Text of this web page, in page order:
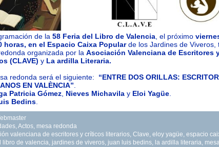
de la 58 Feria del Libro de Valencia , el próximo
horas, en el Espacio Caixa Popularde los Jardines de Viveros,
organizada por la Asociación Valenciana de Escritores
(CLAVE) y La ardilla Literaria.
redonda será el siguiente: “ENTRE DOS ORILLAS:
EN VALÈNCIA”
Patricia Gómez Nieves Michavila y Eloi Yagüe
Bedins
Actos mesa redonda
valenciana de escritores y críticos literarios Clave eloy yagüe espacio
libro de valencia jardines de viveros juan luis bedins la ardilla literaria
mesa